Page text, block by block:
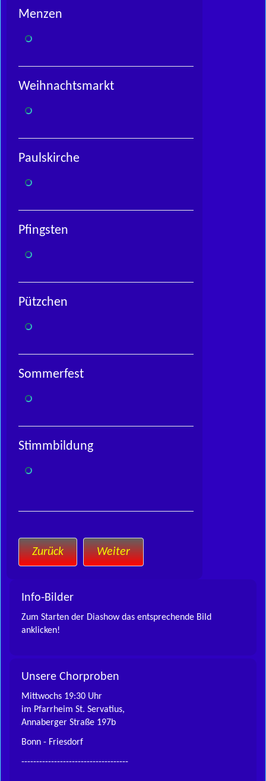
Menzen
Weihnachtsmarkt
Paulskirche
Pfingsten
Pützchen
Sommerfest
Stimmbildung
Zurück Weiter
Info-Bilder
Zum Starten der Diashow das entsprechende Bild
anklicken!
Unsere Chorproben
Mittwochs 19:30 Uhr
im Pfarrheim St. Servatius,
Annaberger Straße 197b
Bonn - Friesdorf
------------------------------------